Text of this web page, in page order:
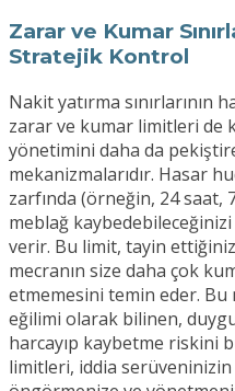
Zarar ve Kumar
Stratejik Kontrol
Nakit yatırma sınırlarının
zarar ve kumar limitleri de
yönetimini daha da
mekanizmalarıdır. Hasar
zarfında (örneğin, 24 saat,
meblağ
verir. Bu limit, tayin ettiğiniz
mecranın size daha çok
etmemesini temin eder. Bu
eğilimi olarak bilinen,
harcayıp kaybetme riskini
limitleri, iddia serüveninizin